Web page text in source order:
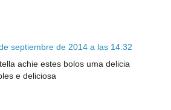
septiembre de 2014 a las 14:32
achie estes bolos uma delicia
e deliciosa